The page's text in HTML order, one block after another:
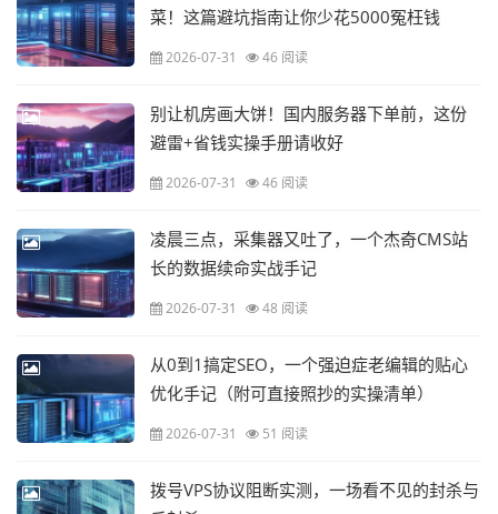
菜！这篇避坑指南让你少花5000冤枉钱
2026-07-31 46 阅读
别让机房画大饼！国内服务器下单前，这份
避雷+省钱实操手册请收好
2026-07-31 46 阅读
凌晨三点，采集器又吐了，一个杰奇CMS站
长的数据续命实战手记
2026-07-31 48 阅读
从0到1搞定SEO，一个强迫症老编辑的贴心
优化手记（附可直接照抄的实操清单）
2026-07-31 51 阅读
拨号VPS协议阻断实测，一场看不见的封杀与